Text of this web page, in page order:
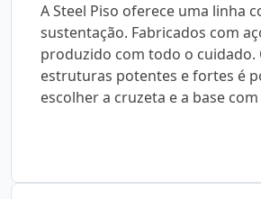
A Steel Piso oferece uma linha
sustentação. Fabricados com
produzido com todo o cuidado.
estruturas potentes e fortes é
escolher a cruzeta e a base